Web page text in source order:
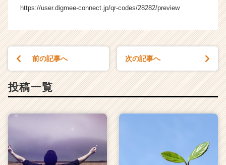
https://user.digmee-connect.jp/qr-codes/28282/preview
前の記事へ 次の記事へ
投稿一覧